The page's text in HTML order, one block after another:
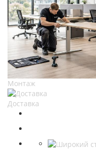
Монтаж
Доставка